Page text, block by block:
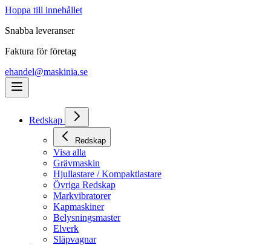
Hoppa till innehållet
Snabba leveranser
Faktura för företag
ehandel@maskinia.se
Redskap
Redskap
Visa alla
Grävmaskin
Hjullastare / Kompaktlastare
Övriga Redskap
Markvibratorer
Kapmaskiner
Belysningsmaster
Elverk
Släpvagnar